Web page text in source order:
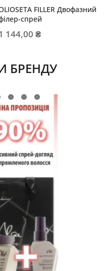
FILLER Двофазний
спрей
144,00 ₴
БРЕНДУ